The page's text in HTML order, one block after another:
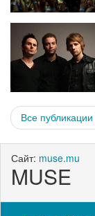
Все публикации
Сайт: muse.mu
MUSE